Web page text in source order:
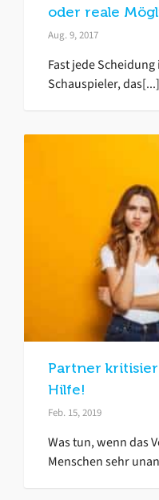
oder reale
Aug. 9, 2017
Fast jede
Schauspieler, das[...]
Partner
Hilfe!
Feb. 15, 2019
Was tun, wenn das
Menschen sehr